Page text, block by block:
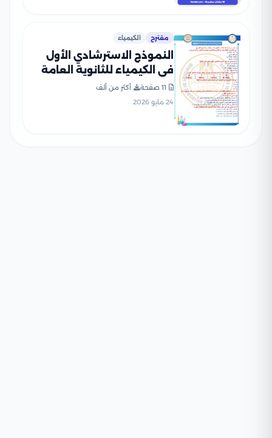
مقترح الكيمياء
النموذج الاسترشادي الأول
في الكيمياء للثانوية العامة
2026 بصيغة PDF
11 صفحة
أكثر من ألف
24 مايو 2026